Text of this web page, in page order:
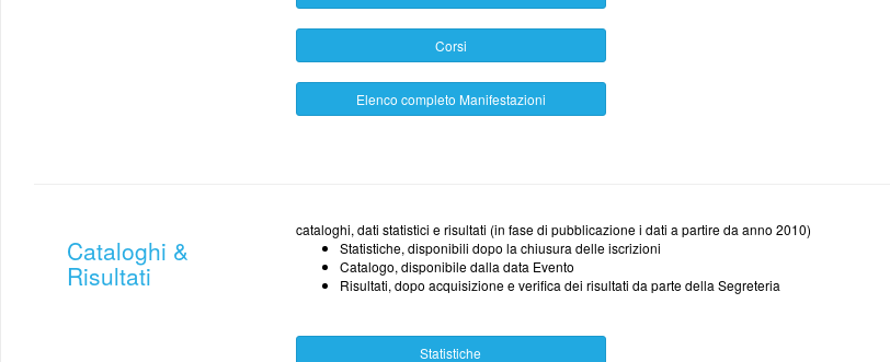
Corsi
Elenco completo Manifestazioni
Cataloghi &
Risultati
cataloghi, dati statistici e risultati (in fase di pubblicazione i dati a partire da anno 2010)
Statistiche, disponibili dopo la chiusura delle iscrizioni
Catalogo, disponibile dalla data Evento
Risultati, dopo acquisizione e verifica dei risultati da parte della Segreteria
Statistiche